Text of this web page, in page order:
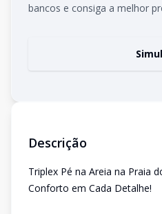
bancos e consiga a melhor
Descrição
Triplex Pé na Areia na Praia
Conforto em Cada Detalhe!